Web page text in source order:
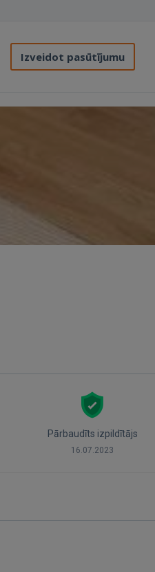
Izveidot pasūtījumu
Pārbaudīts izpildītājs
16.07.2023